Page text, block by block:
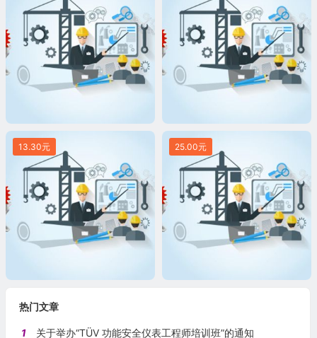
13.30元 25.00元
热门文章
1
关于举办“TÜV 功能安全仪表工程师培训班”的通知